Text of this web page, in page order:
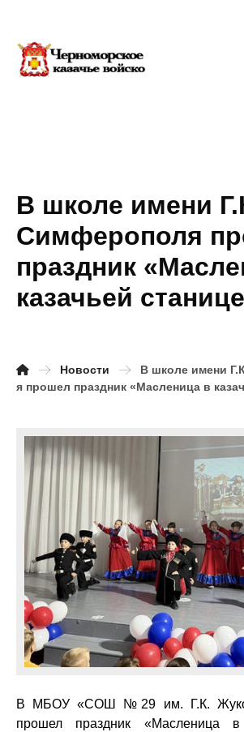
В школе имени
Симферополя
праздник
казачьей
Новости
В школе имени
я прошел праздник «Масленица в
В МБОУ «СОШ №29 им. Г.К.
прошел праздник «Масленица в